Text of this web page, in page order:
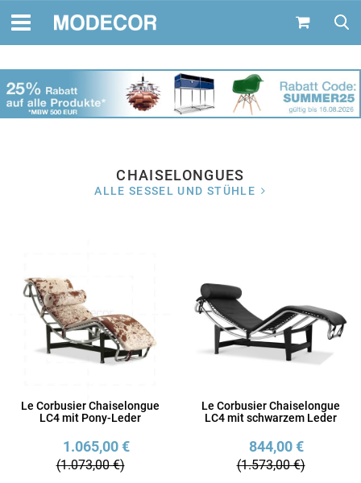
CHAISELONGUES
ALLE SESSEL UND STÜHLE
Le Corbusier Chaiselongue
LC4 mit Pony-Leder
1.065,00 €
(1.073,00 €)
Le Corbusier Chaiselongue
LC4 mit schwarzem Leder
844,00 €
(1.573,00 €)